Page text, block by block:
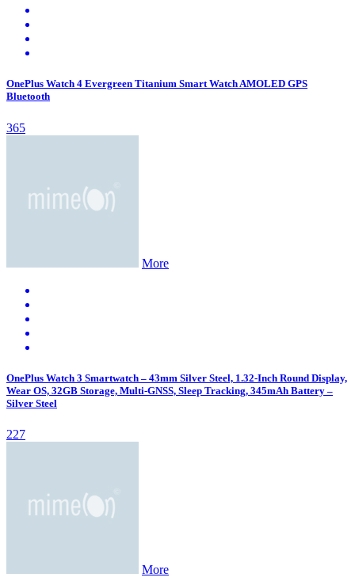
OnePlus Watch 4 Evergreen Titanium Smart Watch AMOLED GPS
Bluetooth
365
More
OnePlus Watch 3 Smartwatch – 43mm Silver Steel, 1.32-Inch Round Display,
Wear OS, 32GB Storage, Multi-GNSS, Sleep Tracking, 345mAh Battery –
Silver Steel
227
More